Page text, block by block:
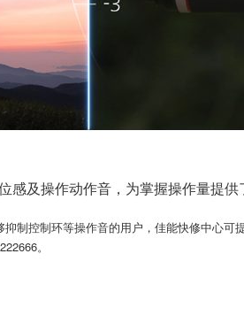
感及操作动作音，为掌握操作量提供
制控制环等操作音的用户，佳能快修中心
。